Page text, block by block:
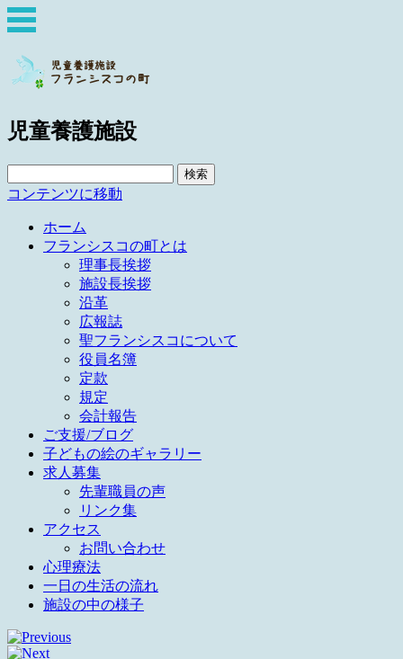
児童養護施設
索:
コンテンツに移動
ホーム
フランシスコの町とは
理事長挨拶
施設長挨拶
沿革
広報誌
聖フランシスコについて
役員名簿
定款
規定
会計報告
ご支援/ブログ
子どもの絵のギャラリー
求人募集
先輩職員の声
リンク集
アクセス
お問い合わせ
心理療法
一日の生活の流れ
施設の中の様子